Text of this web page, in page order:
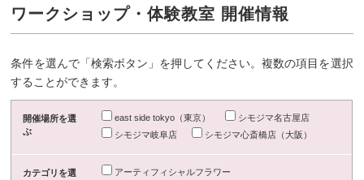
ワークショップ・体験教室 開催情報
条件を選んで「検索ボタン」を押してください。複数の項目を選択
することができます。
開催場所を選
ぶ
east side tokyo（東京）
シモジマ名古屋店
シモジマ岐阜店
シモジマ心斎橋店（大阪）
カテゴリを選
アーティフィシャルフラワー